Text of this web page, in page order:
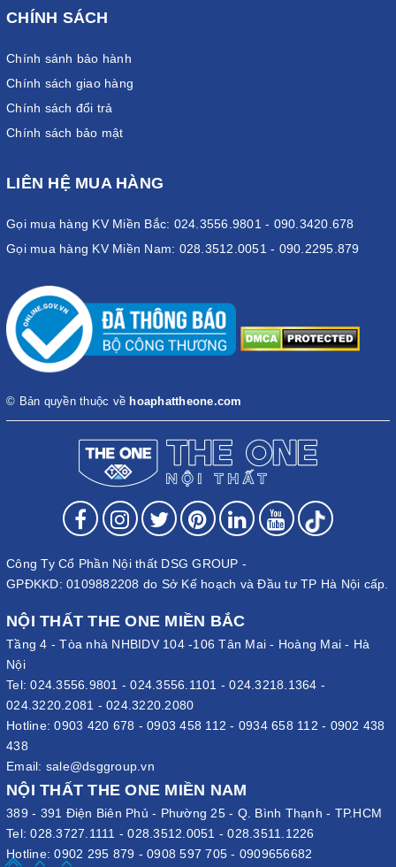
CHÍNH SÁCH
Chính sánh bảo hành
Chính sách giao hàng
Chính sách đổi trả
Chính sách bảo mật
LIÊN HỆ MUA HÀNG
Gọi mua hàng KV Miền Bắc: 024.3556.9801 - 090.3420.678
Gọi mua hàng KV Miền Nam: 028.3512.0051 - 090.2295.879
© Bản quyền thuộc về hoaphattheone.com
Công Ty Cổ Phần Nội thất DSG GROUP -
GPĐKKD: 0109882208 do Sở Kế hoạch và Đầu tư TP Hà Nội cấp.
NỘI THẤT THE ONE MIỀN BẮC
Tầng 4 - Tòa nhà NHBIDV 104 -106 Tân Mai - Hoàng Mai - Hà
Nội
Tel:024.3556.9801 -024.3556.1101 -024.3218.1364 -
024.3220.2081 - 024.3220.2080
Hotline:0903 420 678 - 0903 458 112 - 0934 658 112 - 0902 438
438
Email: sale@dsggroup.vn
NỘI THẤT THE ONE MIỀN NAM
389 - 391 Điện Biên Phủ - Phường 25 - Q. Bình Thạnh - TP.HCM
Tel:028.3727.1111 -028.3512.0051 -028.3511.1226
Hotline:0902 295 879 - 0908 597 705 - 0909656682